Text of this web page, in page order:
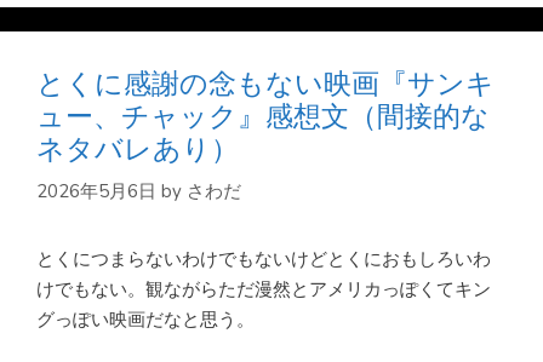
とくに感謝の念もない映画『サンキ
ュー、チャック』感想文（間接的な
ネタバレあり）
2026年5月6日 by さわだ
とくにつまらないわけでもないけどとくにおもしろいわ
けでもない。観ながらただ漫然とアメリカっぽくてキン
グっぽい映画だなと思う。